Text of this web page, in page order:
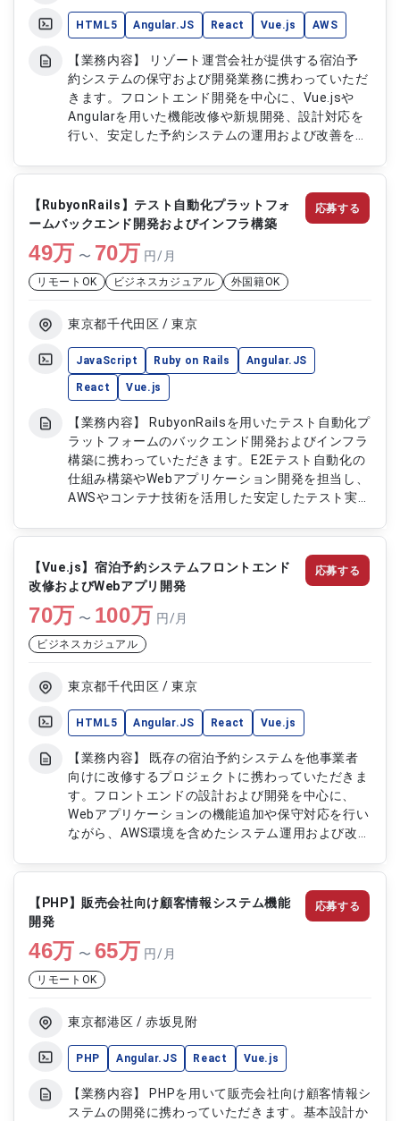
HTML5 Angular.JS React Vue.js AWS
【業務内容】 リゾート運営会社が提供する宿泊予
約システムの保守および開発業務に携わっていただ
きます。フロントエンド開発を中心に、Vue.jsや
Angularを用いた機能改修や新規開発、設計対応を
行い、安定した予約システムの運用および改善を担
発（Vue.js、Angular） ・基本設計 ・詳細設計 ・
共通設計（HTML、JavaScriptルール策定、バリデ
ーション設計） ・AWS環境構築およびデプロイ対
応 ・ビルド環境構築および改善 ・デプロイ環境構
築および改善 ・画面機能改修
【RubyonRails】テスト自動化プラットフォ
ームバックエンド開発およびインフラ構築
49万 〜 70万 円/月
リモートOK ビジネスカジュアル 外国籍OK
東京都千代田区 / 東京
JavaScript Ruby on Rails Angular.JS
React Vue.js
【業務内容】 RubyonRailsを用いたテスト自動化プ
ラットフォームのバックエンド開発およびインフラ
構築に携わっていただきます。E2Eテスト自動化の
仕組み構築やWebアプリケーション開発を担当し、
AWSやコンテナ技術を活用した安定したテスト実行
ミュニケーションも発生します。 【作業内容】 ・
RubyonRailsを用いたWebアプリケーション開発 ・
E2Eテスト自動化基盤のバックエンド構築 ・
SeleniumおよびWebDriverを用いたテスト連携開
発 ・AWS環境でのインフラ構築および運用対応 ・
DockerおよびKubernetesを用いた環境構築 ・テス
ト実行基盤の改善および保守対応
応募する
【Vue.js】宿泊予約システムフロントエンド
改修およびWebアプリ開発
70万 〜 100万 円/月
ビジネスカジュアル
東京都千代田区 / 東京
HTML5 Angular.JS React Vue.js
【業務内容】 既存の宿泊予約システムを他事業者
向けに改修するプロジェクトに携わっていただきま
す。フロントエンドの設計および開発を中心に、
Webアプリケーションの機能追加や保守対応を行い
ながら、AWS環境を含めたシステム運用および改善
リードも担当します。 【作業内容】 ・既存システ
ムの要件定義および基本設計 ・Vue.jsおよび
Angularを用いたWebアプリ開発および保守 ・フロ
環境の構築および改善対応 ・AWS環境の構築およ
び運用対応 ・システム運用および保守対応 ・チー
ムメンバー管理および開発推進対応
応募する
【PHP】販売会社向け顧客情報システム機能
開発
46万 〜 65万 円/月
リモートOK
東京都港区 / 赤坂見附
PHP Angular.JS React Vue.js
【業務内容】 PHPを用いて販売会社向け顧客情報シ
ステムの開発に携わっていただきます。基本設計か
応募する